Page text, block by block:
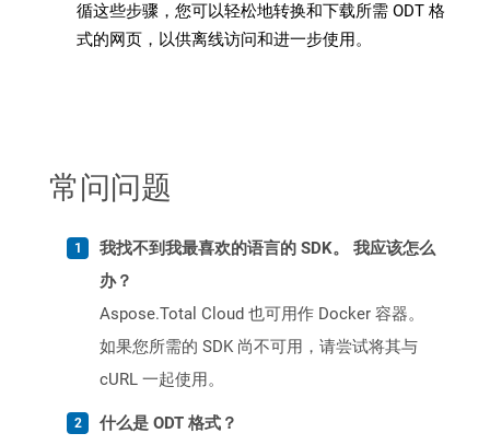
循这些步骤，您可以轻松地转换和下载所需 ODT 格
式的网页，以供离线访问和进一步使用。
常问问题
我找不到我最喜欢的语言的 SDK。 我应该怎么
办？
Aspose.Total Cloud 也可用作 Docker 容器。
如果您所需的 SDK 尚不可用，请尝试将其与
cURL 一起使用。
什么是 ODT 格式？